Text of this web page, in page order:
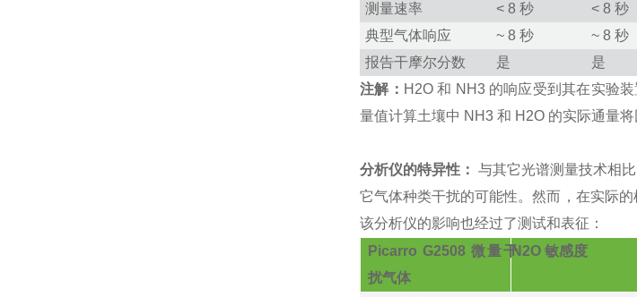
测量速率
< 8 秒 < 8 秒
典型气体响应
~ 8 秒 ~ 8 秒
报告干摩尔分数
是 是
注解： H 2O 和 NH3 的响应受到其在实验
量值计算土壤中 NH3 和 H 2O 的实际通量
分析仪的特异性： 与其它光谱测量技术相比
它气体种类干扰的可能性。然而，在实际
该分析仪的影响也经过了测试和表征：
Picarro G2508 微量干
扰气体
N2O 敏感度